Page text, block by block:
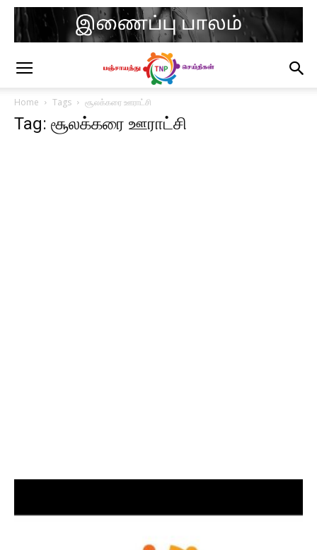
Home Tags சூலக்கரை ஊராட்சி
Tag: சூலக்கரை ஊராட்சி